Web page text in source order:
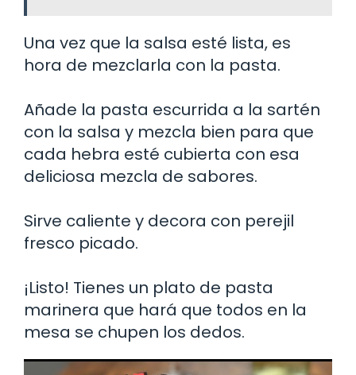
Una vez que la salsa esté lista, es
hora de mezclarla con la pasta.
Añade la pasta escurrida a la sartén
con la salsa y mezcla bien para que
cada hebra esté cubierta con esa
deliciosa mezcla de sabores.
Sirve caliente y decora con perejil
fresco picado.
¡Listo! Tienes un plato de pasta
marinera que hará que todos en la
mesa se chupen los dedos.